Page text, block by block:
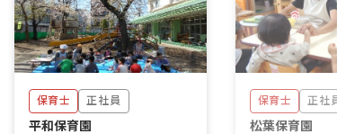
保育士 正社員
平和保育園
保育士 正社員
松葉保育園